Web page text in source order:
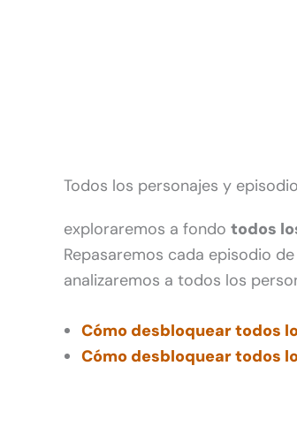
Todos los personajes y
exploraremos a fondo todos
Repasaremos cada episodio
analizaremos a todos los
Cómo desbloquear todos
Cómo desbloquear todos